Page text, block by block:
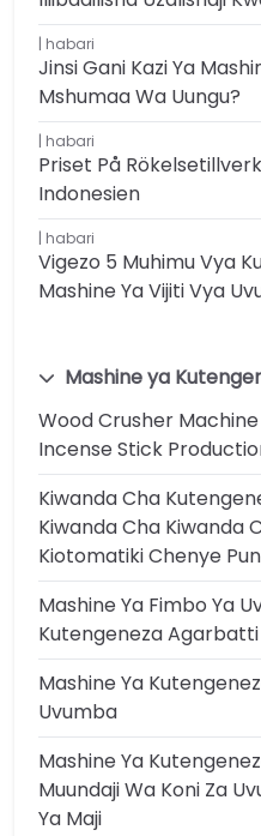
habari
Jinsi Gani Kazi Ya
Mshumaa Wa Uungu?
habari
Priset På
Indonesien
habari
Vigezo 5 Muhimu Vya
Mashine Ya Vijiti Vya
Mashine ya
Wood Crusher
Incense Stick
Kiwanda Cha
Kiwanda Cha Kiwanda
Kiotomatiki Chenye
Mashine Ya Fimbo Ya
Kutengeneza Agarbatti
Mashine Ya
Uvumba
Mashine Ya
Muundaji Wa Koni Za
Ya Maji